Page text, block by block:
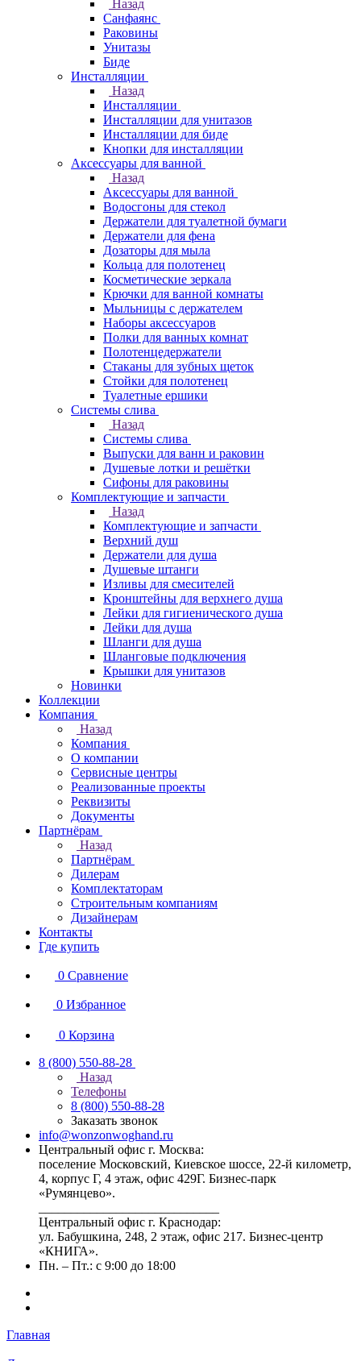
Назад
Санфаянс
Раковины
Унитазы
Биде
Инсталляции
Назад
Инсталляции
Инсталляции для унитазов
Инсталляции для биде
Кнопки для инсталляции
Аксессуары для ванной
Назад
Аксессуары для ванной
Водосгоны для стекол
Держатели для туалетной бумаги
Держатели для фена
Дозаторы для мыла
Кольца для полотенец
Косметические зеркала
Крючки для ванной комнаты
Мыльницы с держателем
Наборы аксессуаров
Полки для ванных комнат
Полотенцедержатели
Стаканы для зубных щеток
Стойки для полотенец
Туалетные ершики
Системы слива
Назад
Системы слива
Выпуски для ванн и раковин
Душевые лотки и решётки
Сифоны для раковины
Комплектующие и запчасти
Назад
Комплектующие и запчасти
Верхний душ
Держатели для душа
Душевые штанги
Изливы для смесителей
Кронштейны для верхнего душа
Лейки для гигиенического душа
Лейки для душа
Шланги для душа
Шланговые подключения
Крышки для унитазов
Новинки
Коллекции
Компания
Назад
Компания
О компании
Сервисные центры
Реализованные проекты
Реквизиты
Документы
Партнёрам
Назад
Партнёрам
Дилерам
Комплектаторам
Строительным компаниям
Дизайнерам
Контакты
Где купить
0 Сравнение
0 Избранное
0 Корзина
8 (800) 550-88-28
Назад
Телефоны
8 (800) 550-88-28
Заказать звонок
info@wonzonwoghand.ru
Центральный офис г. Москва:
поселение Московский, Киевское шоссе, 22-й километр,
4, корпус Г, 4 этаж, офис 429Г. Бизнес-парк
«Румянцево».
Центральный офис г. Краснодар:
ул. Бабушкина, 248, 2 этаж, офис 217. Бизнес-центр
«КНИГА».
Пн. – Пт.: с 9:00 до 18:00
Главная